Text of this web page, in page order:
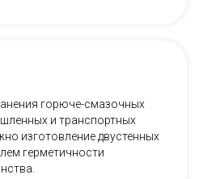
горюче-смазочных
и транспортных
изготовление двустенных
герметичности